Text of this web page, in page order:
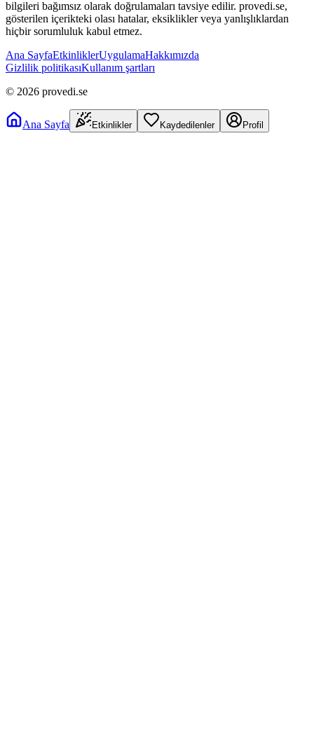
bilgileri bağımsız olarak doğrulamaları tavsiye edilir. provedi.se,
gösterilen içerikteki olası hatalar, eksiklikler veya yanlışlıklardan
hiçbir sorumluluk kabul etmez.
Ana SayfaEtkinliklerUygulamaHakkımızda
Gizlilik politikasıKullanım şartları
© 2026 provedi.se
Ana Sayfa Etkinlikler Kaydedilenler Profil